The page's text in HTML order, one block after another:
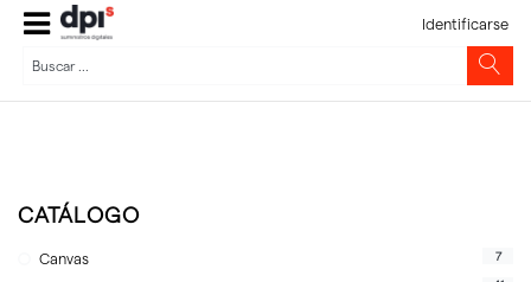
Identificarse
CATÁLOGO
Canvas 7